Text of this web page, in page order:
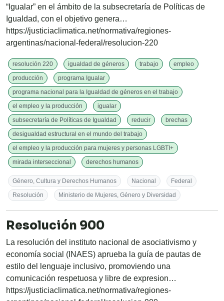
“Igualar” en el ámbito de la subsecretaría de Políticas de
Igualdad, con el objetivo genera…
https://justiciaclimatica.net/normativa/regiones-
argentinas/nacional-federal/resolucion-220
resolución 220 igualdad de géneros trabajo
empleo
producción
programa Igualar
programa nacional para la Igualdad de géneros en el trabajo
el empleo y la producción
igualar
subsecretaría de Políticas de Igualdad
reducir
brechas
desigualdad estructural en el mundo del trabajo
el empleo y la producción para mujeres y personas LGBTI+
mirada interseccional
derechos humanos
Género, Cultura y Derechos Humanos Nacional
Federal
Resolución
Ministerio de Mujeres, Género y Diversidad
Resolución 900
La resolución del instituto nacional de asociativismo y
economía social (INAES) aprueba la guía de pautas de
estilo del lenguaje inclusivo, promoviendo una
comunicación respetuosa y libre de expresion…
https://justiciaclimatica.net/normativa/regiones-